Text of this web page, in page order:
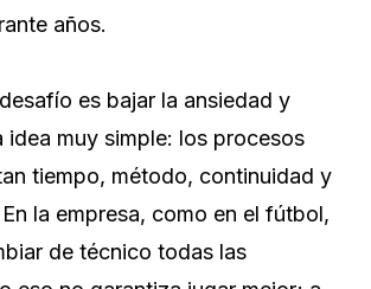
años.
es bajar la ansiedad y
idea muy simple: los procesos
tiempo, método, continuidad y
la empresa, como en el fútbol,
de técnico todas las